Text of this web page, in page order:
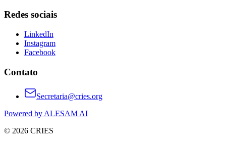
Redes sociais
LinkedIn
Instagram
Facebook
Contato
Secretaria@cries.org
Powered by ALESAM AI
© 2026 CRIES